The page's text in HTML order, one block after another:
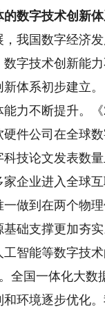
数字技术创新体
国数字经济发
字技术创新能
体系初步建立。
不断提升。《
件公司在全球
科技论文发表数
企业进入全球
做到在两个物
支撑更加夯实
智能等数字技
全国一体化大
境逐步优化。